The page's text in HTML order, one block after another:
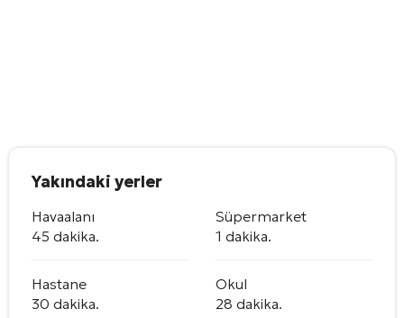
Yakındaki yerler
Havaalanı
45 dakika.
Süpermarket
1 dakika.
Hastane
30 dakika.
Okul
28 dakika.